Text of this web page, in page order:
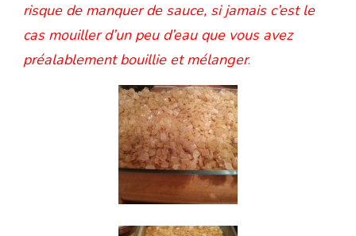
risque de manquer de sauce, si jamais c’est le
cas mouiller d’un peu d’eau que vous avez
préalablement bouillie et mélanger.